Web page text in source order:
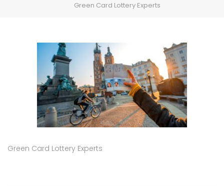
Green Card Lottery Experts
Green Card Lottery Experts